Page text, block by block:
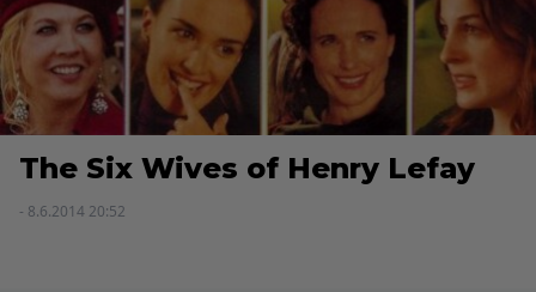
The Six Wives of Henry Lefay
- 8.6.2014 20:52